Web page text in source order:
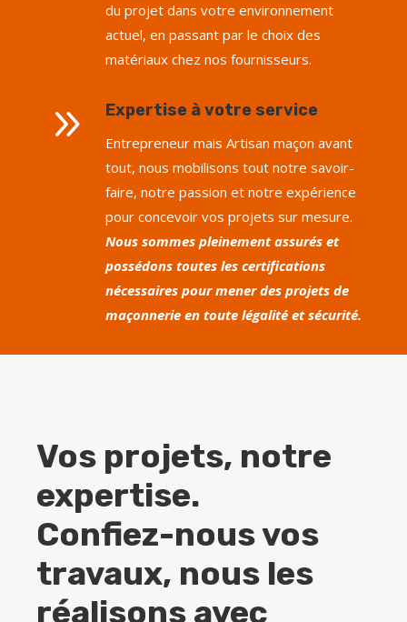
du projet dans votre environnement
actuel, en passant par le choix des
matériaux chez nos fournisseurs.
9 Expertise à votre service
Entrepreneur mais Artisan maçon avant
tout, nous mobilisons tout notre savoir-
faire, notre passion et notre expérience
pour concevoir vos projets sur mesure.
Nous sommes pleinement assurés et
possédons toutes les certifications
nécessaires pour mener des projets de
maçonnerie en toute légalité et sécurité.
Vos projets, notre
expertise.
Confiez-nous vos
travaux, nous les
réalisons avec